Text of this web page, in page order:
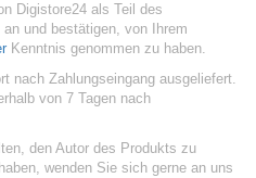
Digistore24 als Teil des
und bestätigen, von Ihrem
Kenntnis genommen zu haben.
nach Zahlungseingang ausgeliefert.
von 7 Tagen nach
den Autor des Produkts zu
wenden Sie sich gerne an uns